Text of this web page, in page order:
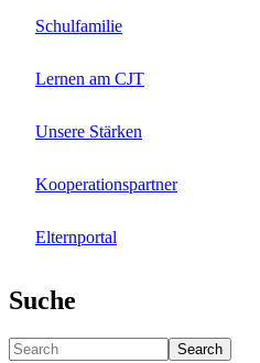
Schulfamilie
Lernen am CJT
Unsere Stärken
Kooperationspartner
Elternportal
Suche
Search Search